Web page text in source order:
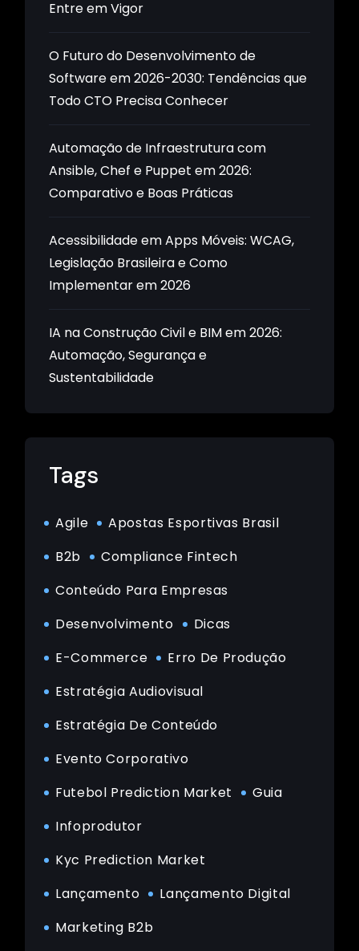
Entre em Vigor
O Futuro do Desenvolvimento de
Software em 2026-2030: Tendências que
Todo CTO Precisa Conhecer
Automação de Infraestrutura com
Ansible, Chef e Puppet em 2026:
Comparativo e Boas Práticas
Acessibilidade em Apps Móveis: WCAG,
Legislação Brasileira e Como
Implementar em 2026
IA na Construção Civil e BIM em 2026:
Automação, Segurança e
Sustentabilidade
Tags
Agile
Apostas Esportivas Brasil
B2b
Compliance Fintech
Conteúdo Para Empresas
Desenvolvimento
Dicas
E-Commerce
Erro De Produção
Estratégia Audiovisual
Estratégia De Conteúdo
Evento Corporativo
Futebol Prediction Market
Guia
Infoprodutor
Kyc Prediction Market
Lançamento
Lançamento Digital
Marketing B2b